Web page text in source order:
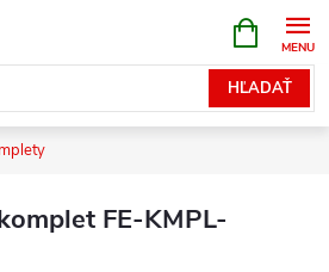
HĽADAŤ
KOŠÍK
FE-KMPL-